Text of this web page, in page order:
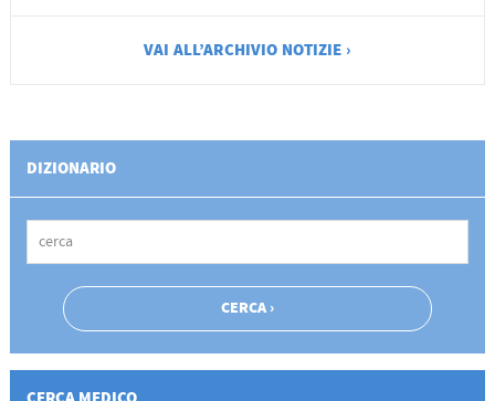
VAI ALL’ARCHIVIO NOTIZIE ›
DIZIONARIO